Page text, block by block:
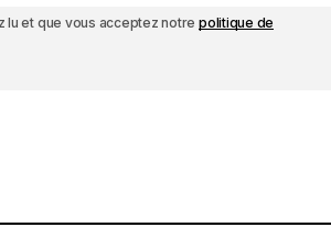
lu et que vous acceptez notrepolitique de